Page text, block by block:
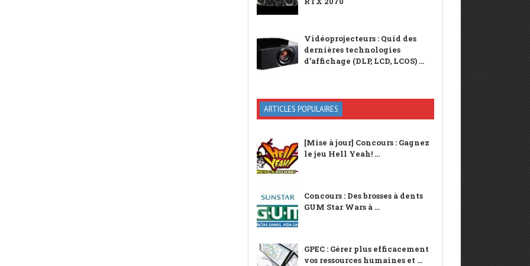
Vidéoprojecteurs : Quid des
dernières technologies
d’affichage (DLP, LCD, LCOS) ...
ARTICLES POPULAIRES
[Mise à jour] Concours : Gagnez
le jeu Hell Yeah! ...
Concours : Des brosses à dents
GUM Star Wars à ...
GPEC : Gérer plus efficacement
vos ressources humaines et ...